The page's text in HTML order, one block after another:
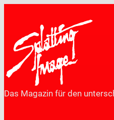
springen
Das Magazin für den